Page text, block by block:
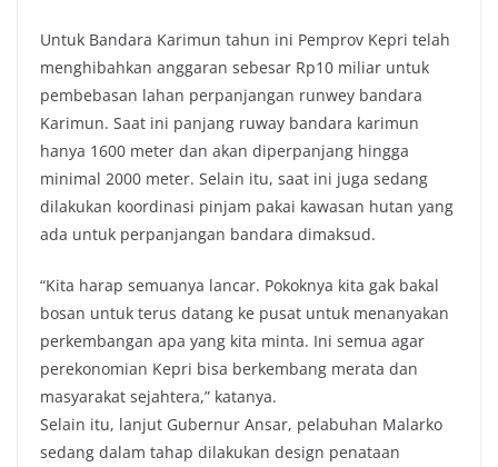
Untuk Bandara Karimun tahun ini Pemprov Kepri telah
menghibahkan anggaran sebesar Rp10 miliar untuk
pembebasan lahan perpanjangan runwey bandara
Karimun. Saat ini panjang ruway bandara karimun
hanya 1600 meter dan akan diperpanjang hingga
minimal 2000 meter. Selain itu, saat ini juga sedang
dilakukan koordinasi pinjam pakai kawasan hutan yang
ada untuk perpanjangan bandara dimaksud.
“Kita harap semuanya lancar. Pokoknya kita gak bakal
bosan untuk terus datang ke pusat untuk menanyakan
perkembangan apa yang kita minta. Ini semua agar
perekonomian Kepri bisa berkembang merata dan
masyarakat sejahtera,” katanya.
Selain itu, lanjut Gubernur Ansar, pelabuhan Malarko
sedang dalam tahap dilakukan design penataan